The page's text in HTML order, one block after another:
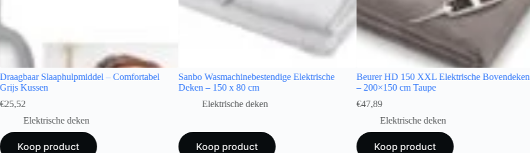
Draagbaar Slaaphulpmiddel – Comfortabel
Grijs Kussen
€25,52
Elektrische deken
Koop product
Sanbo Wasmachinebestendige Elektrische
Deken – 150 x 80 cm
Elektrische deken
Koop product
Beurer HD 150 XXL Elektrische Bovendeken
– 200×150 cm Taupe
€47,89
Elektrische deken
Koop product